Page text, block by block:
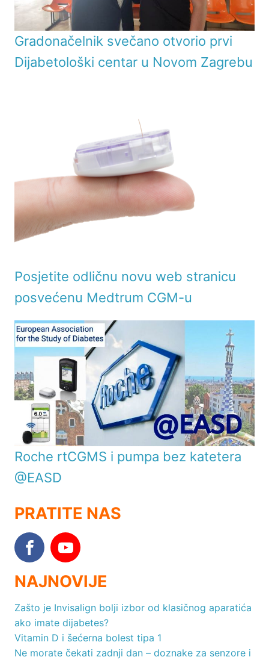
Gradonačelnik svečano otvorio prvi
Dijabetološki centar u Novom Zagrebu
Posjetite odličnu novu web stranicu
posvećenu Medtrum CGM-u
Roche rtCGMS i pumpa bez katetera
@EASD
PRATITE NAS
NAJNOVIJE
Zašto je Invisalign bolji izbor od klasičnog aparatića
ako imate dijabetes?
Vitamin D i šećerna bolest tipa 1
Ne morate čekati zadnji dan – doznake za senzore i